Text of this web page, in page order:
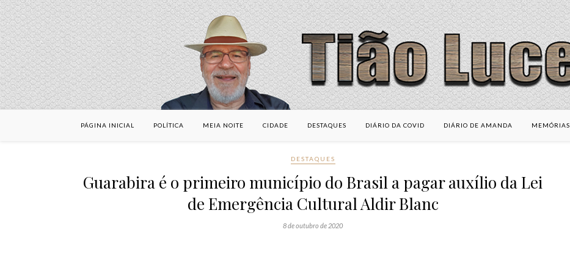
PÁGINA INICIAL POLÍTICA MEIA NOITE CIDADE DESTAQUES DIÁRIO DA COVID DIÁRIO DE AMANDA MEMÓRIAS
DESTAQUES
Guarabira é o primeiro município do Brasil a pagar auxílio da Lei
de Emergência Cultural Aldir Blanc
8 de outubro de 2020